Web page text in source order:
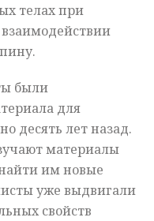
телах при
были
для
десять лет назад.
материалы
им новые
уже выдвигали
свойств